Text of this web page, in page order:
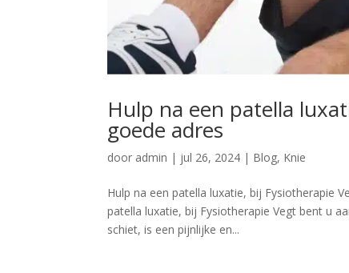
Hulp na een patella
goede adres
door admin | jul 26, 2024 | Blog, Knie
Hulp na een patella luxatie, bij Fysiotherapie
patella luxatie, bij Fysiotherapie Vegt bent u
schiet, is een pijnlijke en...